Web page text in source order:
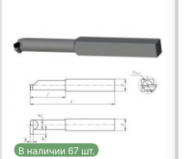
В наличии 67 шт.